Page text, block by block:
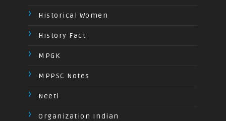
Historical Women
History Fact
MPGK
MPPSC Notes
Neeti
Organization Indian